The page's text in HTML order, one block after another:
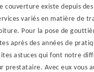
couverture existe depuis des
variés en matière de
Pour la pose de
après des années de
astuces qui font notre
prestataire. Avec eux vous